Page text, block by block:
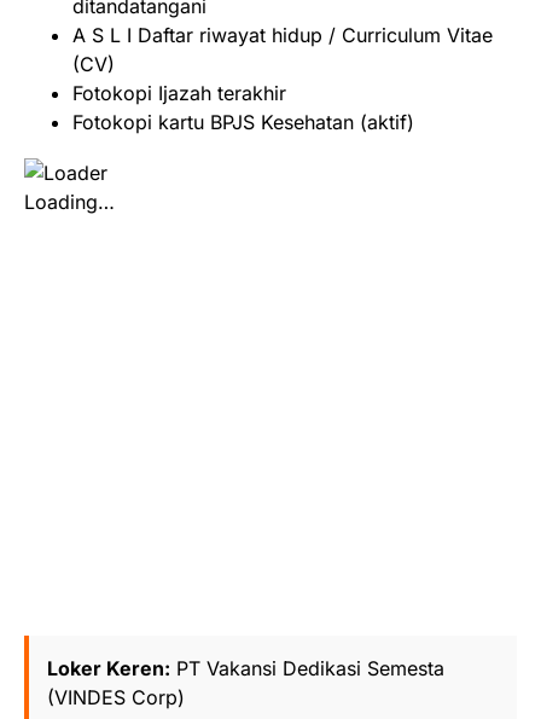
ditandatangani
A S L I Daftar riwayat hidup / Curriculum Vitae
(CV)
Fotokopi Ijazah terakhir
Fotokopi kartu BPJS Kesehatan (aktif)
Loker Keren: PT Vakansi Dedikasi Semesta
(VINDES Corp)
Loading…